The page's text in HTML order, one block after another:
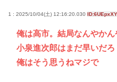
1 : 2025/10/04(土) 12:16:20.030
俺は高市。結局なんやか
小泉進次郎はまだ早いだろ
俺はそう思うねマジで